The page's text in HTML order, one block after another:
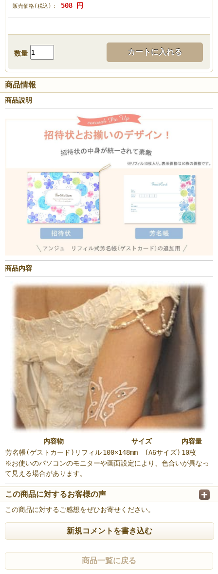
販売価格(税込)：
508 円
数量 カートに入れる
商品情報
商品説明
商品内容
内容物 サイズ
内容量
芳名帳(ゲストカード)リフィル100×148mm (A6サイズ) 10枚
※お使いのパソコンのモニターや画面設定により、色合いが異なっ
て見える場合があります。
この商品に対するお客様の声
この商品に対するご感想をぜひお寄せください。
新規コメントを書き込む
商品一覧に戻る